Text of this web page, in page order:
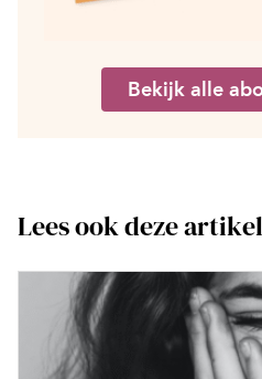
Bekijk alle
Lees ook deze